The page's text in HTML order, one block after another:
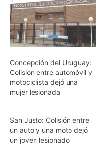
Concepción del Uruguay:
Colisión entre automóvil y
motociclista dejó una
mujer lesionada
San Justo: Colisión entre
un auto y una moto dejó
un joven lesionado